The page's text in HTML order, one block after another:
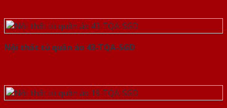
Nội thất tủ quần áo 43-TQA-SGD